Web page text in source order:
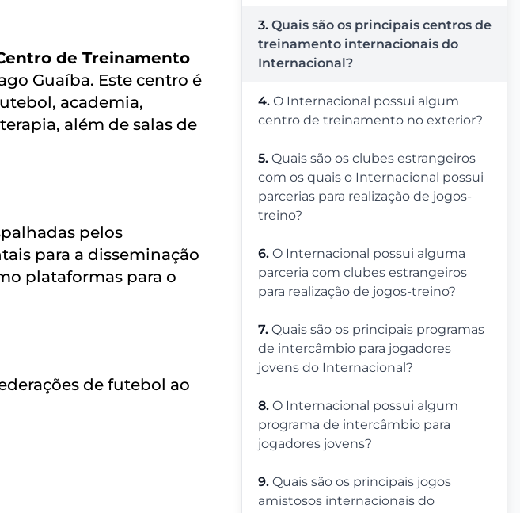
3. Quais são os principais centros de
treinamento internacionais do
Internacional?
4. O Internacional possui algum
centro de treinamento no exterior?
5. Quais são os clubes estrangeiros
com os quais o Internacional possui
parcerias para realização de jogos-
treino?
6. O Internacional possui alguma
parceria com clubes estrangeiros
para realização de jogos-treino?
7. Quais são os principais programas
de intercâmbio para jogadores
jovens do Internacional?
8. O Internacional possui algum
programa de intercâmbio para
jogadores jovens?
9. Quais são os principais jogos
amistosos internacionais do
de Treinamento
Guaíba. Este centro é
academia,
além de salas de
pelos
para a disseminação
plataformas para o
de futebol ao